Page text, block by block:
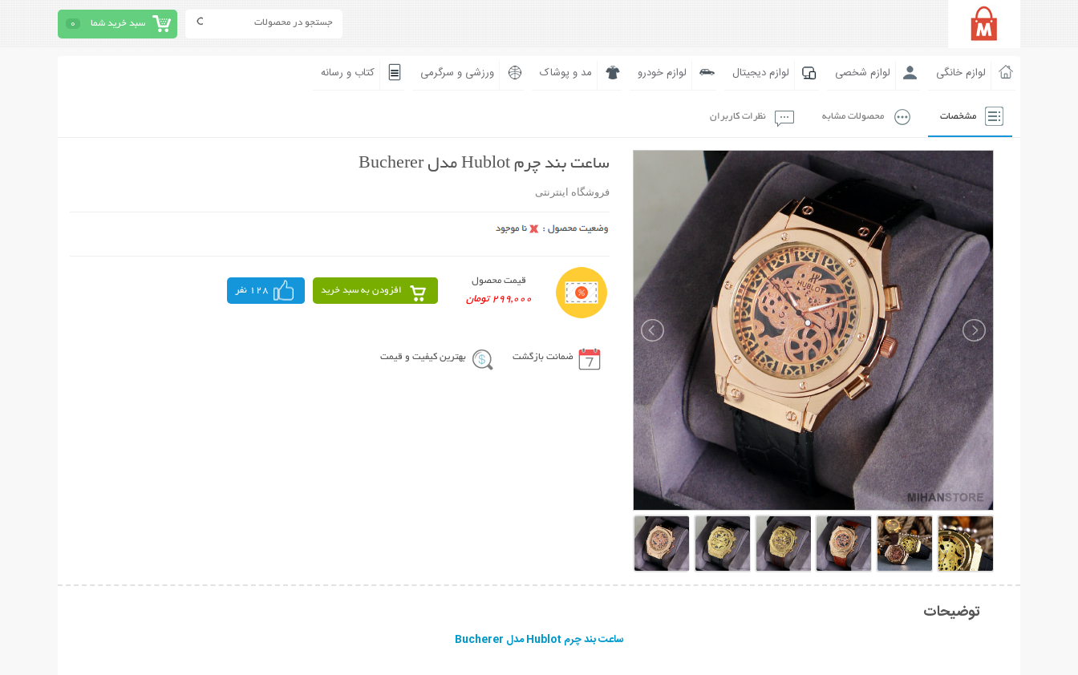
سبد خرید شما 0
لوازم خانگی لوازم شخصی لوازم دیجیتال لوازم خودرو مد و پوشاک ورزشی و سرگرمی کتاب و رسانه
مشخصات محصولات مشابه نظرات کاربران
ساعت بند چرم Hublot مدل Bucherer
فروشگاه اینترنتی
قیمت محصول
299,000 تومان
افزودن به سبد خرید 128 نفر
ضمانت بازگشت بهترین کیفیت و قیمت
توضیحات
ساعت بند چرم Hublot مدل Bucherer